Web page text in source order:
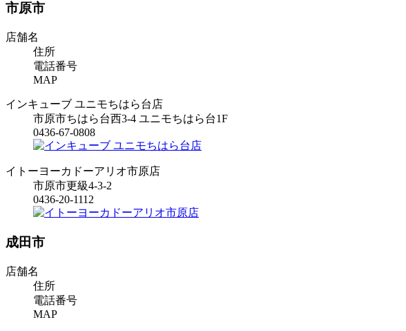
市原市
店舗名
住所
電話番号
MAP
インキューブ ユニモちはら台店
市原市ちはら台西3-4 ユニモちはら台1F
0436-67-0808
イトーヨーカドーアリオ市原店
市原市更級4-3-2
0436-20-1112
成田市
店舗名
住所
電話番号
MAP